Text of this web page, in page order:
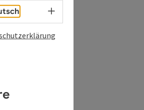
Sprachwahl - Menü öffnen